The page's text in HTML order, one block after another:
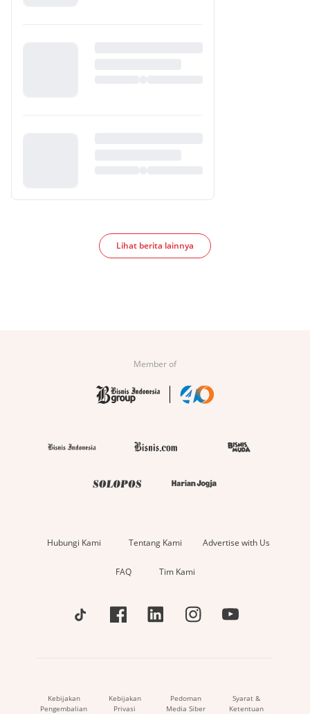
Lihat berita lainnya
Member of
Hubungi Kami Tentang Kami Advertise with Us
FAQ Tim Kami
Kebijakan
Pengembalian
Kebijakan
Privasi
Pedoman
Media Siber
Syarat &
Ketentuan